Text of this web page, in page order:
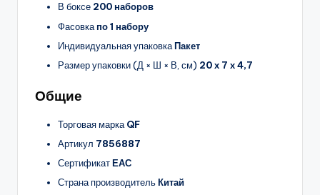
В боксе 200 наборов
Фасовкапо 1 набору
Индивидуальная упаковкаПакет
Размер упаковки (Д × Ш × В, см) 20 х 7 х 4,7
Общие
Торговая марка QF
Артикул 7856887
СертификатЕАС
Страна производительКитай